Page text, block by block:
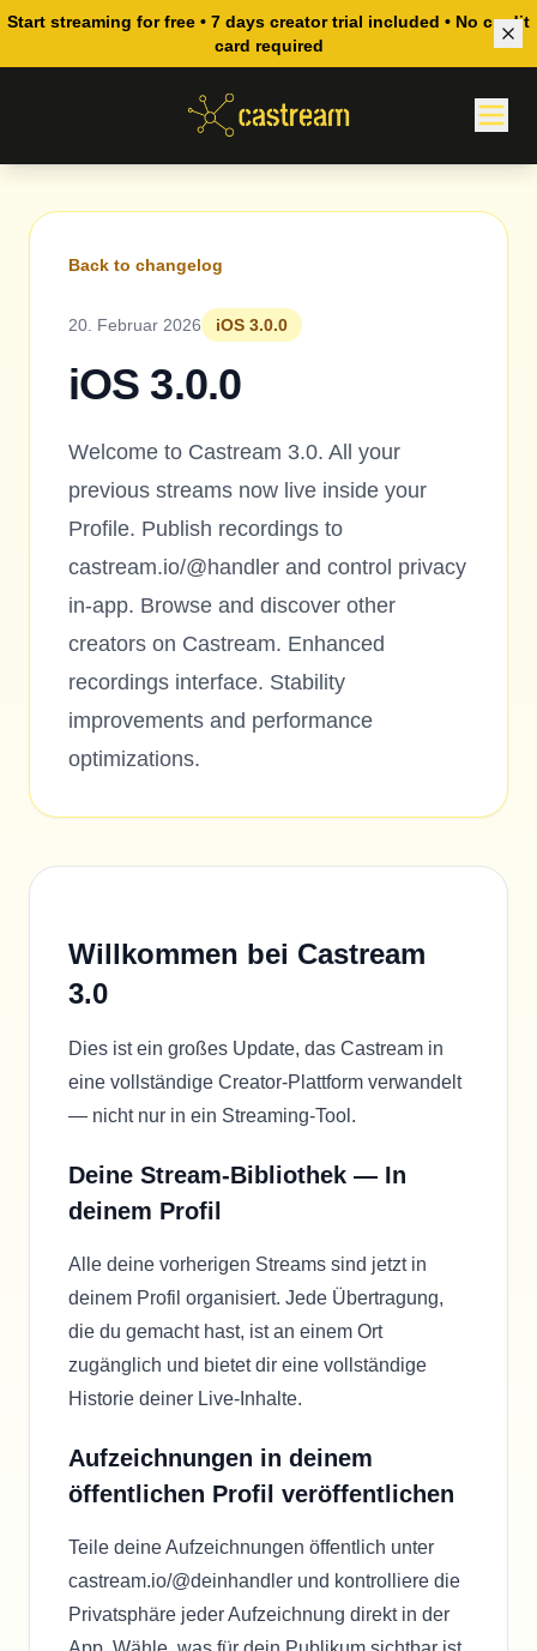
Start streaming for free • 7 days creator trial included • No credit
card required
Back to changelog
20. Februar 2026 iOS 3.0.0
iOS 3.0.0
Welcome to Castream 3.0. All your
previous streams now live inside your
Profile. Publish recordings to
castream.io/@handler and control privacy
in-app. Browse and discover other
creators on Castream. Enhanced
recordings interface. Stability
improvements and performance
optimizations.
Willkommen bei Castream
3.0
Dies ist ein großes Update, das Castream in
eine vollständige Creator-Plattform verwandelt
— nicht nur in ein Streaming-Tool.
Deine Stream-Bibliothek — In
deinem Profil
Alle deine vorherigen Streams sind jetzt in
deinem Profil organisiert. Jede Übertragung,
die du gemacht hast, ist an einem Ort
zugänglich und bietet dir eine vollständige
Historie deiner Live-Inhalte.
Aufzeichnungen in deinem
öffentlichen Profil veröffentlichen
Teile deine Aufzeichnungen öffentlich unter
castream.io/@deinhandler und kontrolliere die
Privatsphäre jeder Aufzeichnung direkt in der